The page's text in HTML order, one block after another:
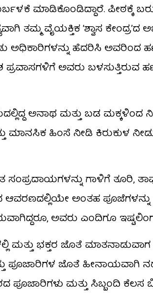
ಮಾಡಿಕೊಂಡಿದ್ದಾರೆ. ಪೀಠಕ್ಕೆ
ತಮ್ಮ ವೈಯಕ್ತಿಕ ‘ಶ್ವಾಸ ಕೇಂದ್ರ’ದ
ಹೆದರಿಸಿ ಅವರಿಂದ
ಪ್ರವಾಸಗಳಿಗೆ ಅವರು ಬಳಸುತ್ತಿರುವ
ಅನಾಥ ಮತ್ತು ಬಡ ಮಕ್ಕಳಿಂದ
ಮಾನಸಿಕ ಹಿಂಸೆ ನೀಡಿ ಕಿರುಕುಳ
ಗಾಳಿಗೆ ತೂರಿ,
ಅಂತಹ ಪೂಜೆಗಳನ್ನು
ಅವರು ಎಂದಿಗೂ
ಭಕ್ತರ ಜೊತೆ ಮಾತನಾಡುವಾಗ
ಪೂಜಾರಿಗಳ ಜೊತೆ ಹೀನಾಯವಾಗಿ
ಮತ್ತು ಸಿಬ್ಬಂದಿ ಕೆಲಸ